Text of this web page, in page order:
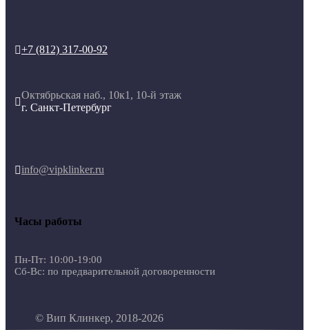
+7 (812) 317-00-92

Октябрьская наб., 10к1, 10-й этаж
г. Санкт-Петербург
info@vipklinker.ru
Часы работы
Пн-Пт: 10:00-19:00
Сб-Вс: по предварительной договоренности
© Вип Клинкер, 2018-2026